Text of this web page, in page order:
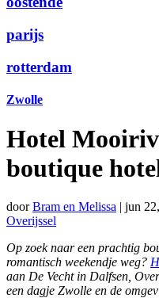
parijs
rotterdam
Zwolle
Hotel
boutique
doorBram en Melissa | jun
Overijssel
Op zoek naar een prachtig
romantisch weekendje weg?
aan De Vecht in Dalfsen,
een dagje Zwolle en de